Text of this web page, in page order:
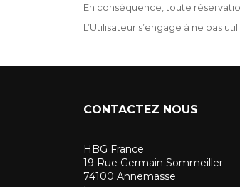
En conséquence, toute
L’Utilisateur s’engage à ne pas
CONTACTEZ NOUS
HBG France
19 Rue Germain Sommeiller
74100 Annemasse